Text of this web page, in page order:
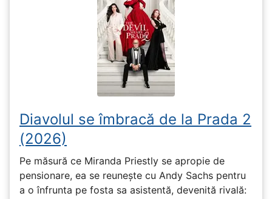
Diavolul se îmbracă de la Prada 2
(2026)
Pe măsură ce Miranda Priestly se apropie de
pensionare, ea se reunește cu Andy Sachs pentru
a o înfrunta pe fosta sa asistentă, devenită rivală: